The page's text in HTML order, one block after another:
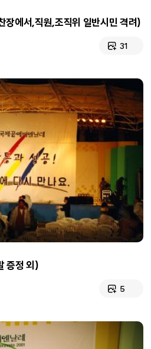
장에서,직원,조직위 일반시민 격려)
31
증정 외)
5